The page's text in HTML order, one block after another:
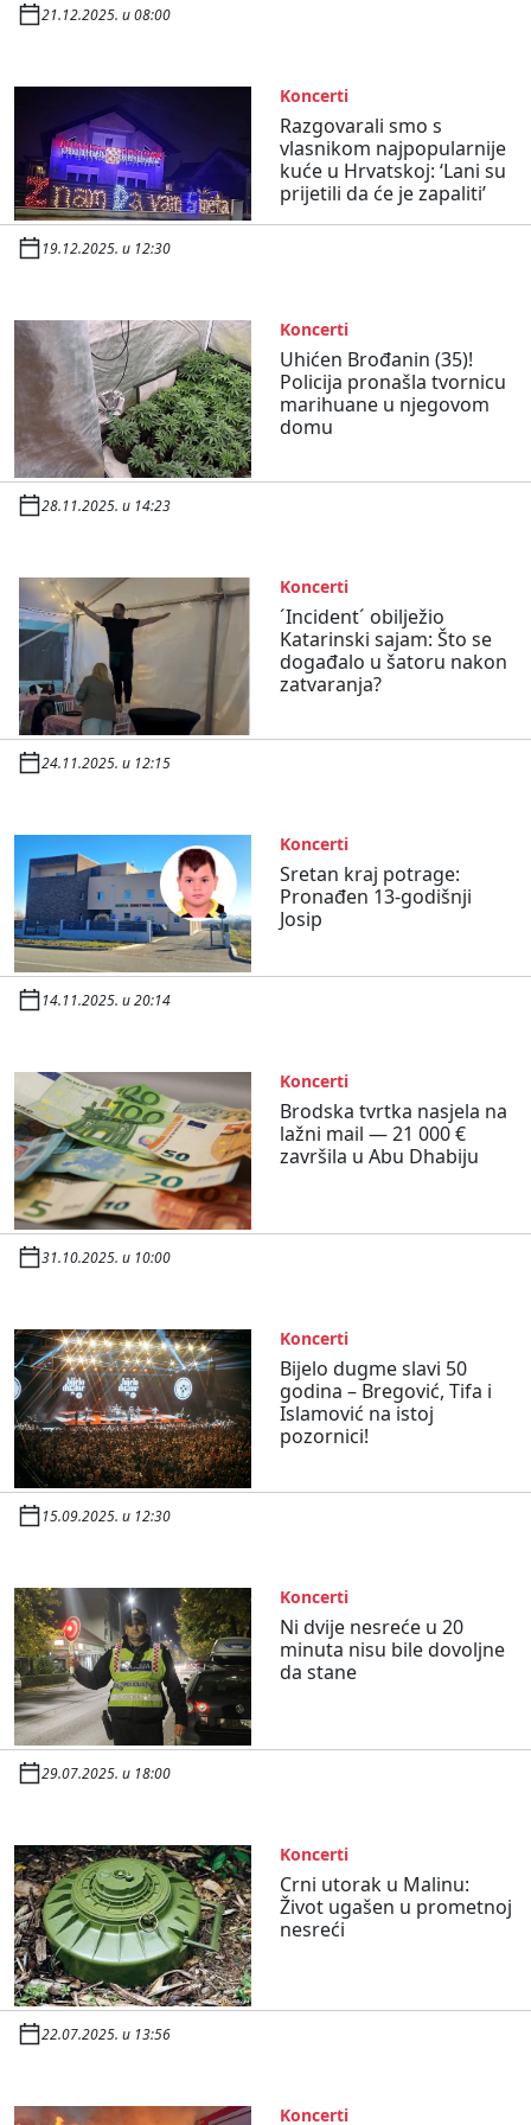
21.12.2025. u 08:00
Koncerti
Razgovarali smo s
vlasnikom najpopularnije
kuće u Hrvatskoj: ‘Lani su
prijetili da će je zapaliti’
19.12.2025. u 12:30
Koncerti
Uhićen Brođanin (35)!
Policija pronašla tvornicu
marihuane u njegovom
domu
28.11.2025. u 14:23
Koncerti
´Incident´ obilježio
Katarinski sajam: Što se
događalo u šatoru nakon
zatvaranja?
24.11.2025. u 12:15
Koncerti
Sretan kraj potrage:
Pronađen 13-godišnji
Josip
14.11.2025. u 20:14
Koncerti
Brodska tvrtka nasjela na
lažni mail — 21 000 €
završila u Abu Dhabiju
31.10.2025. u 10:00
Koncerti
Bijelo dugme slavi 50
godina – Bregović, Tifa i
Islamović na istoj
pozornici!
15.09.2025. u 12:30
Koncerti
Ni dvije nesreće u 20
minuta nisu bile dovoljne
da stane
29.07.2025. u 18:00
Koncerti
Crni utorak u Malinu:
Život ugašen u prometnoj
nesreći
22.07.2025. u 13:56
Koncerti